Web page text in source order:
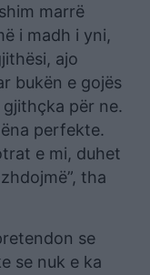
marrë
i madh i yni,
ajo
bukën e gojës
për ne.
perfekte.
e mi, duhet
tha
se
se nuk e ka